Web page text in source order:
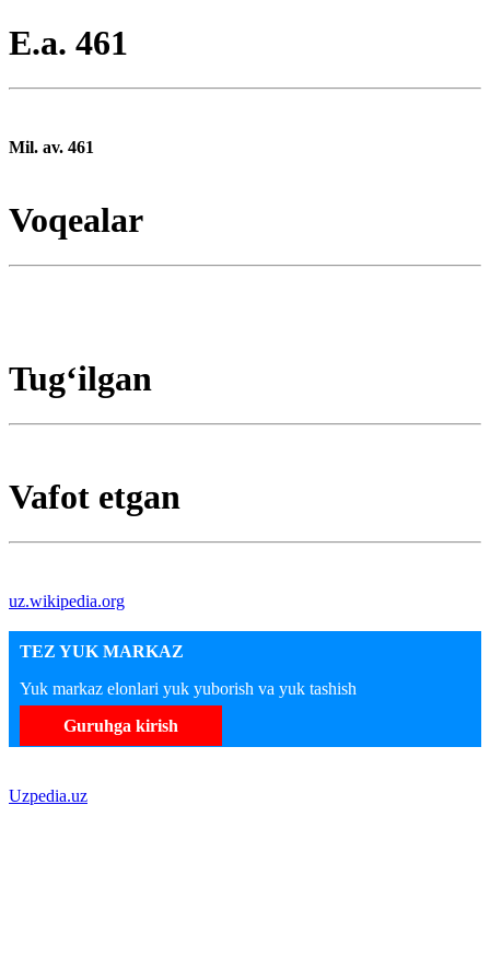
E.a. 461
Mil. av. 461
Voqealar
Tugʻilgan
Vafot etgan
uz.wikipedia.org
TEZ YUK MARKAZ
Yuk markaz elonlari yuk yuborish va yuk tashish
Guruhga kirish
Uzpedia.uz